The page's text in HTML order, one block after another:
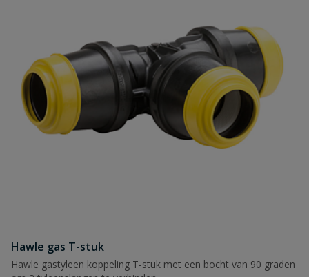
Hawle gas T-stuk
Hawle gastyleen koppeling T-stuk met een bocht van 90 graden